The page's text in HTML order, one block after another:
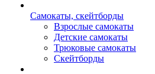
Самокаты, скейтборды
Взрослые самокаты
Детские самокаты
Трюковые самокаты
Скейтборды